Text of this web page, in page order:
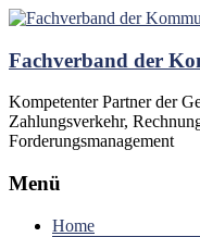
Fachverband der
Kompetenter Partner der
Zahlungsverkehr,
Forderungsmanagement
Menü
Home